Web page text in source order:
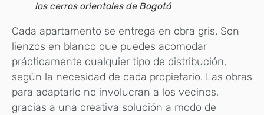
los cerros orientales de Bogotá
Cada apartamento se entrega en obra gris. Son
lienzos en blanco que puedes acomodar
prácticamente cualquier tipo de distribución,
según la necesidad de cada propietario. Las obras
para adaptarlo no involucran a los vecinos,
gracias a una creativa solución a modo de